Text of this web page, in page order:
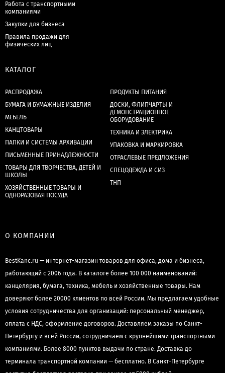
Работа с транспортными
компаниями
Закупки для бизнеса
Правила продажи для
физических лиц
КАТАЛОГ
РАСПРОДАЖА
БУМАГА И БУМАЖНЫЕ ИЗДЕЛИЯ
МЕБЕЛЬ
КАНЦТОВАРЫ
ПАПКИ И СИСТЕМЫ АРХИВАЦИИ
ПИСЬМЕННЫЕ ПРИНАДЛЕЖНОСТИ
ТОВАРЫ ДЛЯ ТВОРЧЕСТВА, ДЕТЕЙ И
ШКОЛЫ
ХОЗЯЙСТВЕННЫЕ ТОВАРЫ И
ОДНОРАЗОВАЯ ПОСУДА
ПРОДУКТЫ ПИТАНИЯ
ДОСКИ, ФЛИПЧАРТЫ И
ДЕМОНСТРАЦИОННОЕ
ОБОРУДОВАНИЕ
ТЕХНИКА И ЭЛЕКТРИКА
УПАКОВКА И МАРКИРОВКА
ОТРАСЛЕВЫЕ ПРЕДЛОЖЕНИЯ
СПЕЦОДЕЖДА И СИЗ
ТНП
О КОМПАНИИ
BestKanc.ru — интернет-магазин товаров для офиса, дома и бизнеса,
работающий с 2006 года. В каталоге более 100 000 наименований:
канцелярия, бумага, техника, мебель и хозяйственные товары. Нам
доверяют более 20000 клиентов по всей России. Мы предлагаем удобные
условия сотрудничества для организаций: персональный менеджер,
оплата с НДС, оформление договоров. Доставляем заказы по Санкт-
Петербургу и всей России, сотрудничаем с крупнейшими транспортными
компаниями. Более 8000 пунктов выдачи по стране. Доставка до
терминала транспортной компании — бесплатно. В Санкт-Петербурге